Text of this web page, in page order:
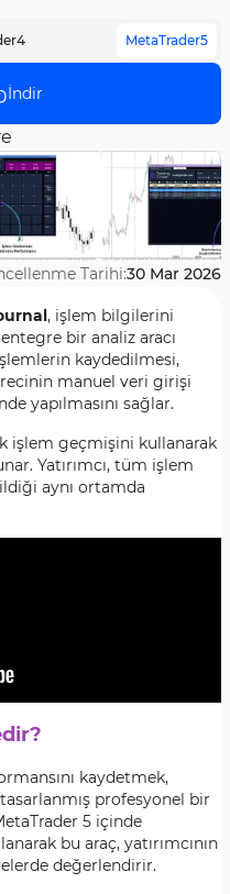
MetaTrader5
İndir
Tarihi:30 Mar 2026
, işlem bilgilerini
bir analiz aracı
kaydedilmesi,
manuel veri girişi
yapılmasını sağlar.
işlem geçmişini kullanarak
Yatırımcı, tüm işlem
aynı ortamda
kaydetmek,
profesyonel bir
5 içinde
bu araç, yatırımcının
değerlendirir.